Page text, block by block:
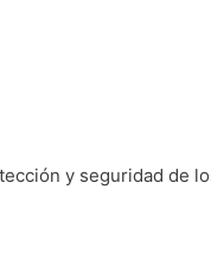
y seguridad de